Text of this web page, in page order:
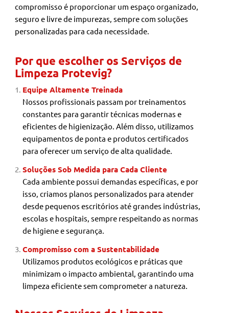
compromisso é proporcionar um espaço organizado,
seguro e livre de impurezas, sempre com soluções
personalizadas para cada necessidade.
Por que escolher os Serviços de
Limpeza Protevig?
Equipe Altamente Treinada
Nossos profissionais passam por treinamentos
constantes para garantir técnicas modernas e
eficientes de higienização. Além disso, utilizamos
equipamentos de ponta e produtos certificados
para oferecer um serviço de alta qualidade.
Soluções Sob Medida para Cada Cliente
Cada ambiente possui demandas específicas, e por
isso, criamos planos personalizados para atender
desde pequenos escritórios até grandes indústrias,
escolas e hospitais, sempre respeitando as normas
de higiene e segurança.
Compromisso com a Sustentabilidade
Utilizamos produtos ecológicos e práticas que
minimizam o impacto ambiental, garantindo uma
limpeza eficiente sem comprometer a natureza.